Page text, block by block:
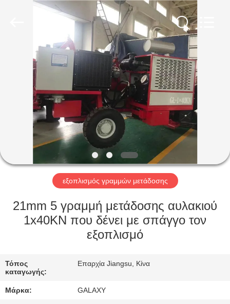
ΣΠΊΤΙ
ΠΡΟΪΌΝΤΑ
ΣΧΕΤΙΚΆ
ΕΜΆΣ
ΕΠΙΣΚΈΨΕΙΣ
ΣΤΟ
ΕΡΓΟΣΤΆΣΙΟ
ΠΟΙΌΤΗΤΑΣ
εξοπλισμός γραμμών μετάδοσης
21mm 5 γραμμή μετάδοσης αυλακιού
1x40KN που δένει με σπάγγο τον
εξοπλισμό
Τόπος
καταγωγής:
Επαρχία Jiangsu, Κίνα
Μάρκα: GALAXY